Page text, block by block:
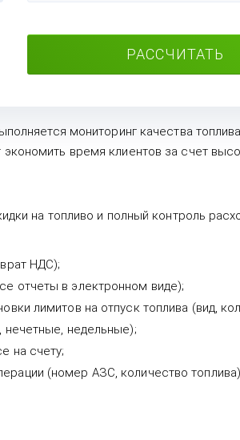
РАССЧИТАТЬ
мониторинг качества
время клиентов за счет
на топливо и полный контроль
НДС);
отчеты в электронном виде);
лимитов на отпуск топлива (вид,
нечетные, недельные);
на счету;
(номер АЗС, количество